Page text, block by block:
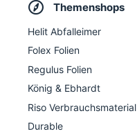
Themenshops
Helit Abfalleimer
Folex Folien
Regulus Folien
König & Ebhardt
Riso Verbrauchsmaterial
Durable